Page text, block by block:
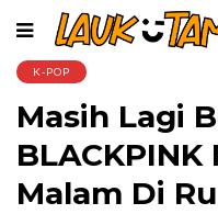
K-POP
Masih Lagi
Malam Di